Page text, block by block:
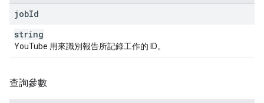
jobId
string
YouTube 用來識別報告所記錄工作的 ID。
查詢參數